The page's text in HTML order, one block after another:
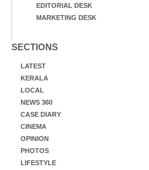
EDITORIAL DESK
MARKETING DESK
SECTIONS
LATEST
KERALA
LOCAL
NEWS 360
CASE DIARY
CINEMA
OPINION
PHOTOS
LIFESTYLE